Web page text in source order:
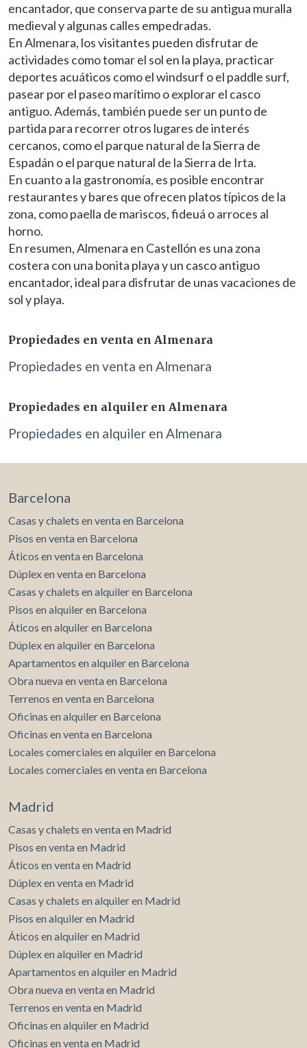
encantador, que conserva parte de su antigua muralla
medieval y algunas calles empedradas.
En Almenara, los visitantes pueden disfrutar de
actividades como tomar el sol en la playa, practicar
deportes acuáticos como el windsurf o el paddle surf,
pasear por el paseo marítimo o explorar el casco
antiguo. Además, también puede ser un punto de
partida para recorrer otros lugares de interés
cercanos, como el parque natural de la Sierra de
Espadán o el parque natural de la Sierra de Irta.
En cuanto a la gastronomía, es posible encontrar
restaurantes y bares que ofrecen platos típicos de la
zona, como paella de mariscos, fideuá o arroces al
horno.
En resumen, Almenara en Castellón es una zona
costera con una bonita playa y un casco antiguo
encantador, ideal para disfrutar de unas vacaciones de
sol y playa.
Propiedades en venta en Almenara
Propiedades en venta en Almenara
Propiedades en alquiler en Almenara
Propiedades en alquiler en Almenara
Barcelona
Casas y chalets en venta en Barcelona
Pisos en venta en Barcelona
Áticos en venta en Barcelona
Dúplex en venta en Barcelona
Casas y chalets en alquiler en Barcelona
Pisos en alquiler en Barcelona
Áticos en alquiler en Barcelona
Dúplex en alquiler en Barcelona
Apartamentos en alquiler en Barcelona
Obra nueva en venta en Barcelona
Terrenos en venta en Barcelona
Oficinas en alquiler en Barcelona
Oficinas en venta en Barcelona
Locales comerciales en alquiler en Barcelona
Locales comerciales en venta en Barcelona
Madrid
Casas y chalets en venta en Madrid
Pisos en venta en Madrid
Áticos en venta en Madrid
Dúplex en venta en Madrid
Casas y chalets en alquiler en Madrid
Pisos en alquiler en Madrid
Áticos en alquiler en Madrid
Dúplex en alquiler en Madrid
Apartamentos en alquiler en Madrid
Obra nueva en venta en Madrid
Terrenos en venta en Madrid
Oficinas en alquiler en Madrid
Oficinas en venta en Madrid
Modificar cookies
Técnicas y funcionales
Siempre activas
Este sitio web utiliza Cookies propias para recopilar
información con la finalidad de mejorar nuestros servicios.
Si continua navegando, supone la aceptación de la
instalación de las mismas. El usuario tiene la posibilidad
de configurar su navegador pudiendo, si así lo desea,
impedir que sean instaladas en su disco duro, aunque
deberá tener en cuenta que dicha acción podrá ocasionar
dificultades de navegación de la página web.
Analíticas y personalización
Permiten realizar el seguimiento y análisis del
comportamiento de los usuarios de este sitio web. La
información recogida mediante este tipo de cookies se
utiliza en la medición de la actividad de la web para la
elaboración de perfiles de navegación de los usuarios con
el fin de introducir mejoras en función del análisis de los
datos de uso que hacen los usuarios del servicio. Permiten
guardar la información de preferencia del usuario para
mejorar la calidad de nuestros servicios y para ofrecer una
mejor experiencia a través de productos recomendados.
Marketing y publicidad
Estas cookies son utilizadas para almacenar información
navegación. Gracias a ellas, podemos conocer los hábitos
de navegación en el sitio web y mostrar publicidad